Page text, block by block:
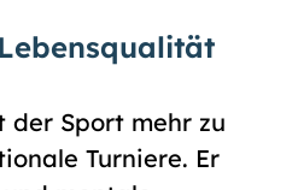
der Sport mehr zu
Turniere. Er